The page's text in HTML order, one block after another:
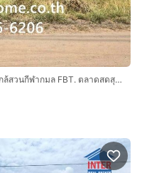
ที่ดินเปล่า 3 ไร่ 52 ตร.ว. ที่ดินเปล่าถมแล้ว ใกล้สวนกีฬากมล FBT. ตลาดสดสุวินทวงศ์พลาซ่า ขายที่ดินเปล่า 3-0-52 ไร่ ซอยสุวินทวงศ์ 102